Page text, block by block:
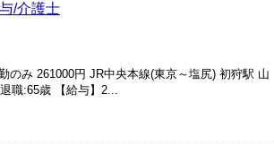
/介護士
のみ 261000円 JR中央本線(東京～塩尻) 初狩駅 山
職:65歳 【給与】2...